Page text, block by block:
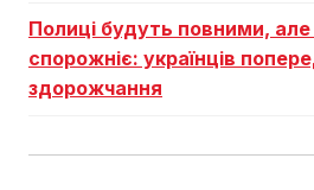
Полиці будуть повними,
спорожніє: українців
здорожчання